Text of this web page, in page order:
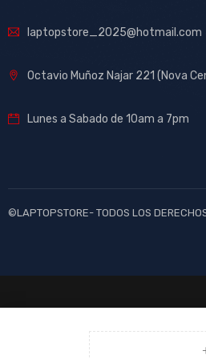
laptopstore_2025@hotmail.com
Octavio Muñoz Najar 221 (Nova
Lunes a Sabado de 10am a 7pm
©LAPTOPSTORE- TODOS LOS